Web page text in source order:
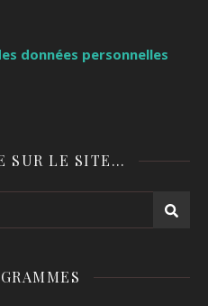
données personnelles
SUR LE SITE…